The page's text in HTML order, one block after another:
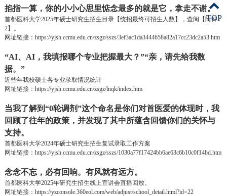
掐指一算，你的小小心思里惦念最多的就是它，拿走不谢。
首都医科大学2025年硕士研究生招生目录【统招最终可招生人数】，查阅【附件
2】。
网址链接： https://yjsh.ccmu.edu.cn/zsgz/sszs/3ef3ac1da3444658a82a17cc23dc2a53.htm
“AI、 AI，我填报哪个专业把握最大？”“亲，请先给我数
据。”
近些年我校硕士各专业录取情况统计
网址链接： https://yjsh.ccmu.edu.cn/zsgz/lnqk/index.htm
当我了解到“0轮调剂”这个命名是你们对首医爱的体现时，我
回顾了往年的政策，并发现了其中所蕴含回馈你们的关怀与
支持。
首都医科大学2024年硕士研究生招生复试录取工作方案
网址链接： https://yjsh.ccmu.edu.cn/zsgz/sszs/1030a77f17424bb6ae63c6b10c0f14bd.htm
念念不忘，必有回响。有风就有远方。
首都医科大学2025年研究生招生线上宣讲会直播回放。
网址链接： https://yzconsole.360eol.com/web/adjust/school_detail.html?id=22
TOP